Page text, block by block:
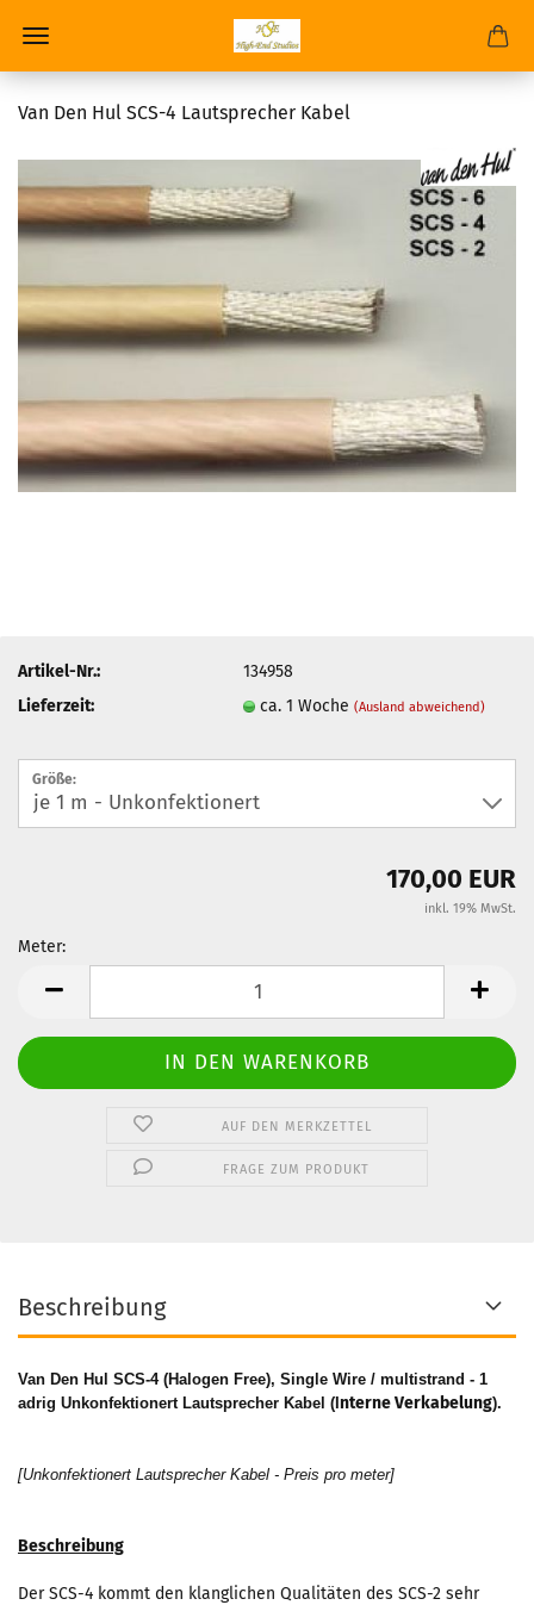
Van Den Hul SCS-4 Lautsprecher Kabel
Artikel-Nr.:
134958
Lieferzeit:
ca. 1 Woche(Ausland abweichend)
Größe:
170,00 EUR
inkl. 19% MwSt.
Meter:
AUF DEN MERKZETTEL
FRAGE ZUM PRODUKT
Beschreibung
Van Den Hul SCS-4 (Halogen Free), Single Wire / multistrand - 1
adrig Unkonfektionert Lautsprecher Kabel (I nterne Verkabelung​).
[Unkonfektionert Lautsprecher Kabel - Preis pro meter]
Beschreibung
Der SCS-4 kommt den klanglichen Qualitäten des SCS-2 sehr